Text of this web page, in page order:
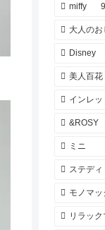
miffy
大人の
Disney
美人百花
インレッ
&ROSY
ミニ
ステディ
モノマッ
リラック